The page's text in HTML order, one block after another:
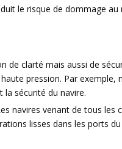
le risque de dommage
de clarté mais aussi de
pression. Par exemple,
sécurité du navire.
navires venant de tous les
lisses dans les ports